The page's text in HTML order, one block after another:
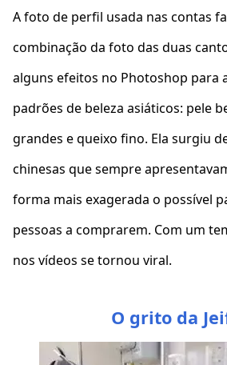
A foto de perfil usada nas contas
combinação da foto das duas
alguns efeitos no Photoshop para
padrões de beleza asiáticos: pele
grandes e queixo fino. Ela surgiu
chinesas que sempre
forma mais exagerada o possível
pessoas a comprarem. Com um
nos vídeos se tornou viral.
O grito da